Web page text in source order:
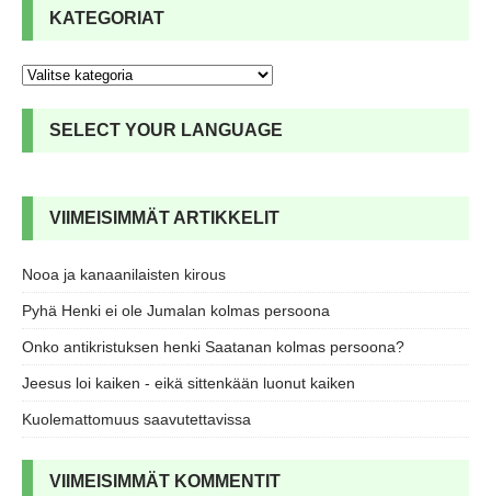
KATEGORIAT
SELECT YOUR LANGUAGE
VIIMEISIMMÄT ARTIKKELIT
Nooa ja kanaanilaisten kirous
Pyhä Henki ei ole Jumalan kolmas persoona
Onko antikristuksen henki Saatanan kolmas persoona?
Jeesus loi kaiken - eikä sittenkään luonut kaiken
Kuolemattomuus saavutettavissa
VIIMEISIMMÄT KOMMENTIT